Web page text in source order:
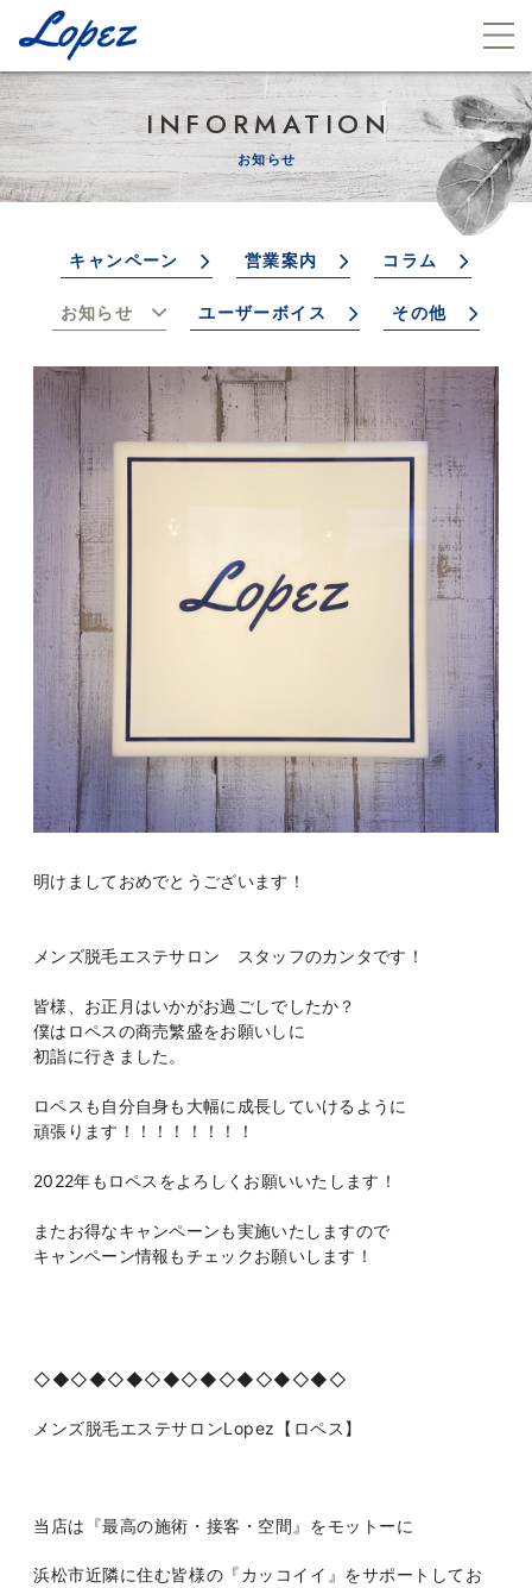
INFORMATION
お知らせ
キャンペーン 営業案内 コラム
お知らせ ユーザーボイス その他
明けましておめでとうございます！
メンズ脱毛エステサロン スタッフのカンタです！
皆様、お正月はいかがお過ごしでしたか？
僕はロペスの商売繁盛をお願いしに
初詣に行きました。
ロペスも自分自身も大幅に成長していけるように
頑張ります！！！！！！！！
2022年もロペスをよろしくお願いいたします！
またお得なキャンペーンも実施いたしますので
キャンペーン情報もチェックお願いします！
◇◆◇◆◇◆◇◆◇◆◇◆◇◆◇◆◇
メンズ脱毛エステサロンLopez 【ロペス】
当店は『最高の施術・接客・空間』をモットーに
浜松市近隣に住む皆様の『カッコイイ』をサポートしてお